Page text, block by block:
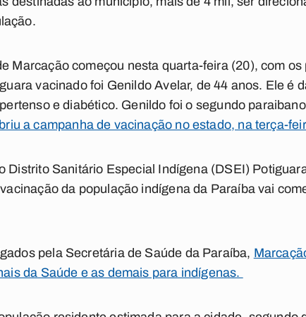
Marcação começou nesta quarta-feira (20), com
vacinado foi Genildo Avelar, de 44 anos. Ele é
e diabético. Genildo foi o segundo
a campanha de vacinação no estado, na terça-
Distrito Sanitário Especial Indígena (DSEI)
da população indígena da Paraíba vai
pela Secretária de Saúde da Paraíba,
da Saúde e as demais para indígenas.